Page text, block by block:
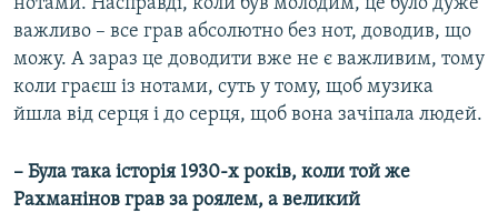
нотами. Насправді, коли був молодим, це було дуже
важливо – все грав абсолютно без нот, доводив, що
можу. А зараз це доводити вже не є важливим, тому
коли граєш із нотами, суть у тому, щоб музика
йшла від серця і до серця, щоб вона зачіпала людей.
– Була така історія 1930-х років, коли той же
Рахманінов грав за роялем, а великий